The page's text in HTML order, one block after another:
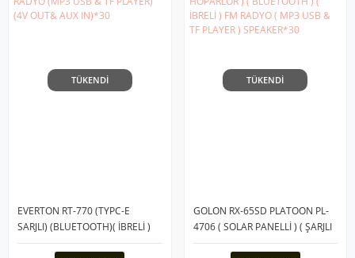
TÜKENDİ
EVERTON RT-770 (TYPC-E
SARJLI) (BLUETOOTH)( İBRELİ )
FM RADYO (MP3 USB & TF
TÜKENDİ
GOLON RX-65SD PLATOON PL-
4706 ( SOLAR PANELLİ ) ( ŞARJLI
& HOPARLÖR ) ( BLUETOOTH ) (